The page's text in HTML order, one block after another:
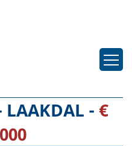
LAAKDAL - €